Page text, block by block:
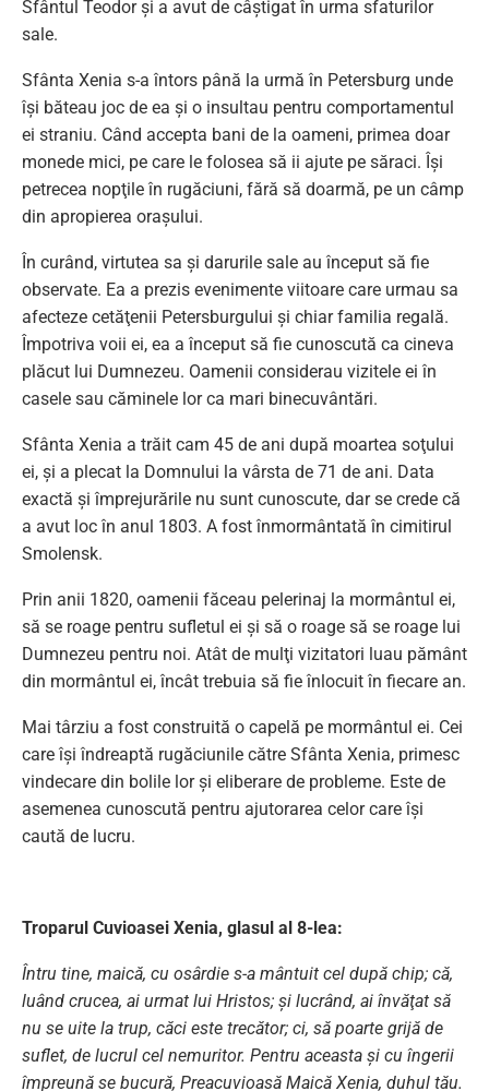
Sfântul Teodor şi a avut de câştigat în urma sfaturilor
sale.
Sfânta Xenia s-a întors până la urmă în Petersburg unde
îşi băteau joc de ea şi o insultau pentru comportamentul
ei straniu. Când accepta bani de la oameni, primea doar
monede mici, pe care le folosea să ii ajute pe săraci. Îşi
petrecea nopţile în rugăciuni, fără să doarmă, pe un câmp
din apropierea oraşului.
În curând, virtutea sa şi darurile sale au început să fie
observate. Ea a prezis evenimente viitoare care urmau sa
afecteze cetăţenii Petersburgului şi chiar familia regală.
Împotriva voii ei, ea a început să fie cunoscută ca cineva
plăcut lui Dumnezeu. Oamenii considerau vizitele ei în
casele sau căminele lor ca mari binecuvântări.
Sfânta Xenia a trăit cam 45 de ani după moartea soţului
ei, şi a plecat la Domnului la vârsta de 71 de ani. Data
exactă şi împrejurările nu sunt cunoscute, dar se crede că
a avut loc în anul 1803. A fost înmormântată în cimitirul
Smolensk.
Prin anii 1820, oamenii făceau pelerinaj la mormântul ei,
să se roage pentru sufletul ei şi să o roage să se roage lui
Dumnezeu pentru noi. Atât de mulţi vizitatori luau pământ
din mormântul ei, încât trebuia să fie înlocuit în fiecare an.
Mai târziu a fost construită o capelă pe mormântul ei. Cei
care îşi îndreaptă rugăciunile către Sfânta Xenia, primesc
vindecare din bolile lor şi eliberare de probleme. Este de
asemenea cunoscută pentru ajutorarea celor care îşi
caută de lucru.
Troparul Cuvioasei Xenia, glasul al 8-lea:
Întru tine, maică, cu osârdie s-a mântuit cel după chip; că,
luând crucea, ai urmat lui Hristos; şi lucrând, ai învăţat să
nu se uite la trup, căci este trecător; ci, să poarte grijă de
suflet, de lucrul cel nemuritor. Pentru aceasta şi cu îngerii
împreună se bucură, Preacuvioasă Maică Xenia, duhul tău.